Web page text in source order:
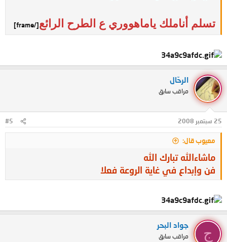
تسلم أناملك ياماهووري ع الطرح الرائع[/frame]
الرحّال
مراقب سابق
25 سبتمبر 2008 #5
معيوب قال:
ماشاءالله تبارك الله
فن وإبداع في غاية الروعة فعلا
ج
جواد البحر
مراقب سابق